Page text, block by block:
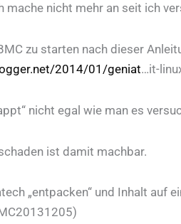
mache nicht mehr an seit ich
zu starten nach dieser
2014/01/geniat…it-
nicht egal wie man es
ist damit machbar.
„entpacken“ und Inhalt auf